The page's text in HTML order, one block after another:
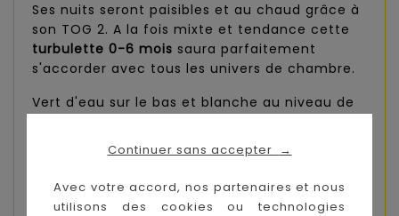
Continuer sans accepter →
Avec votre accord, nos partenaires et nous
utilisons des cookies ou technologies
Ses nuits seront paisibles et au chaud grâce à
son TOG 2. A la fois mixte et tendance cette
turbulette 0-6 mois saura parfaitement
s'accorder avec tous les univers de chambre.
Vert d'eau sur le bas et blanche au niveau de
séparer harmonieusement la gigoteuse.
Associée à un drap housse écru, elle dévoilera
une atmosphère douce et lumineuse dans le
cocon de votre tout petit.